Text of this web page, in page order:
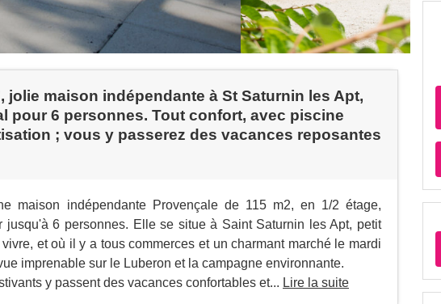
maison indépendante à St Saturnin les Apt,
pour 6 personnes. Tout confort, avec piscine
; vous y passerez des vacances reposantes
maison indépendante Provençale de 115 m2, en 1/2 étage,
6 personnes. Elle se situe à Saint Saturnin les Apt, petit
et où il y a tous commerces et un charmant marché le mardi
imprenable sur le Luberon et la campagne environnante.
y passent des vacances confortables et... Lire la suite